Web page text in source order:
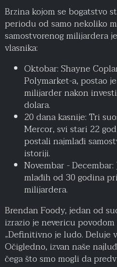
Brzina kojom se bogatstvo
periodu od samo nekoliko
samostvorenog milijardera
vlasnika:
Oktobar: Shayne
Polymarket-a, postao
milijarder nakon
dolara.
20 dana kasnije: Tri
Mercor, svi stari 22
postali najmlađi
istoriji.
Novembar -
mlađih od 30 godina
milijardera.
Brendan Foody, jedan od
izrazio je nevericu
„Definitivno je ludo. Deluje
Očigledno, izvan naše
čega što smo mogli da